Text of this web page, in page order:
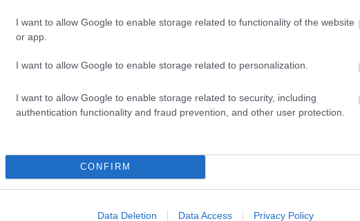
I want to allow Google to enable storage related to functionality of the website
or app.
I want to allow Google to enable storage related to personalization.
I want to allow Google to enable storage related to security, including
authentication functionality and fraud prevention, and other user protection.
CONFIRM
Data Deletion Data Access Privacy Policy